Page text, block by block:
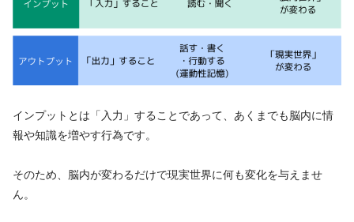
インプットとは「入力」することであって、あくまでも脳内に情
報や知識を増やす行為です。
そのため、脳内が変わるだけで現実世界に何も変化を与えませ
ん。